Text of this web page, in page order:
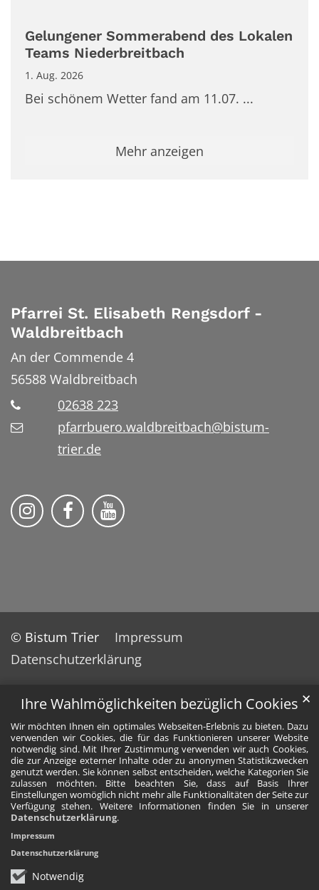
Ihre Wahlmöglichkeiten bezüglich Cookies
Wir möchten Ihnen ein optimales Webseiten-Erlebnis zu bieten. Dazu
verwenden wir Cookies, die für das Funktionieren unserer Website
notwendig sind. Mit Ihrer Zustimmung verwenden wir auch Cookies,
die zur Anzeige externer Inhalte oder zu anonymen Statistikzwecken
genutzt werden. Sie können selbst entscheiden, welche Kategorien Sie
zulassen möchten. Bitte beachten Sie, dass auf Basis Ihrer
Einstellungen womöglich nicht mehr alle Funktionalitäten der Seite zur
Verfügung stehen. Weitere Informationen finden Sie in unserer
Datenschutzerklärung.
Notwendig
✕
Impressum
Datenschutzerklärung
Gelungener Sommerabend des Lokalen
Teams Niederbreitbach
1. Aug. 2026
Bei schönem Wetter fand am 11.07. ...
Mehr anzeigen
Pfarrei St. Elisabeth Rengsdorf -
Waldbreitbach
An der Commende 4
56588 Waldbreitbach
02638 223
pfarrbuero.waldbreitbach@bistum-
trier.de
Folge uns auf Instragram
Folge uns auf Facebook
Folge uns auf YouTube
© Bistum Trier
Impressum
Datenschutzerklärung